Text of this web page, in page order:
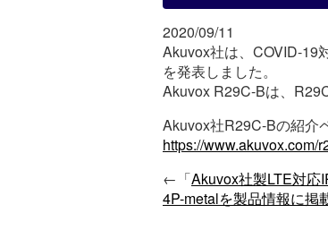
2020/09/11
Akuvox社は、COVID-19
を発表しました。
Akuvox R29C-Bは、
Akuvox社R29C-Bの紹介
https://www.akuvox.com/
←「Akuvox社製LTE対応
4P-metalを製品情報に掲